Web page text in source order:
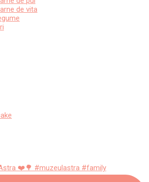
de vita
❤️🌳 #muzeulastra #family